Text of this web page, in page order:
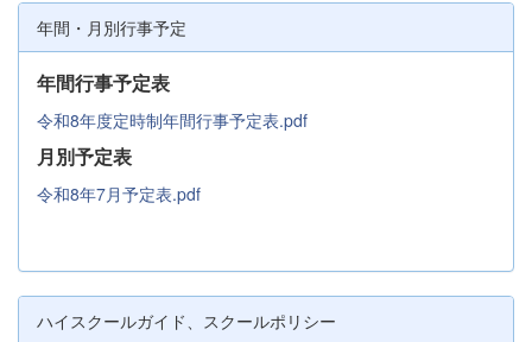
年間・月別行事予定
年間行事予定表
令和8年度定時制年間行事予定表.pdf
月別予定表
令和8年7月予定表.pdf
ハイスクールガイド、スクールポリシー